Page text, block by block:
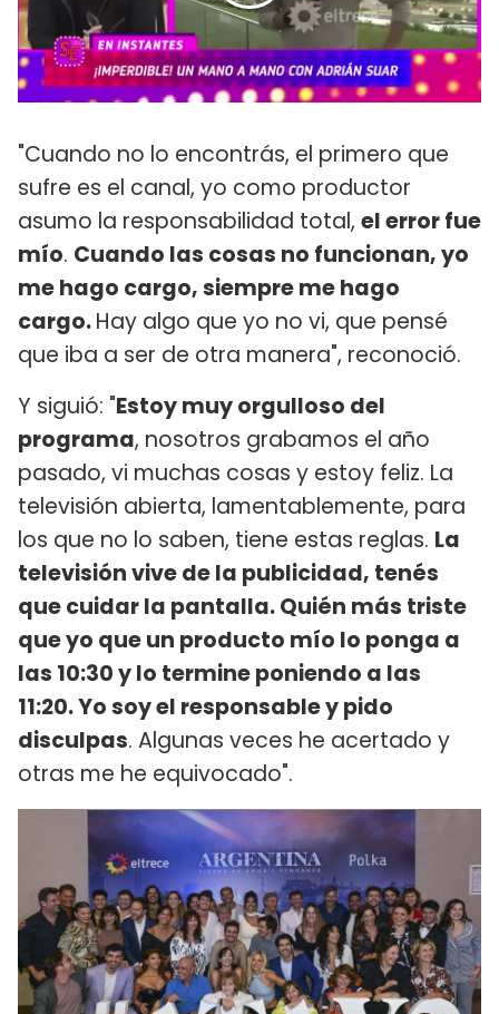
"Cuando no lo encontrás, el primero que
sufre es el canal, yo como productor
asumo la responsabilidad total, el error fue
mío. Cuando las cosas no funcionan, yo
me hago cargo, siempre me hago
cargo.Hay algo que yo no vi, que pensé
que iba a ser de otra manera", reconoció.
Y siguió: "Estoy muy orgulloso del
programa, nosotros grabamos el año
pasado, vi muchas cosas y estoy feliz. La
televisión abierta, lamentablemente, para
los que no lo saben, tiene estas reglas. La
televisión vive de la publicidad, tenés
que cuidar la pantalla. Quién más triste
que yo que un producto mío lo ponga a
las 10:30 y lo termine poniendo a las
11:20. Yo soy el responsable y pido
disculpas. Algunas veces he acertado y
otras me he equivocado".